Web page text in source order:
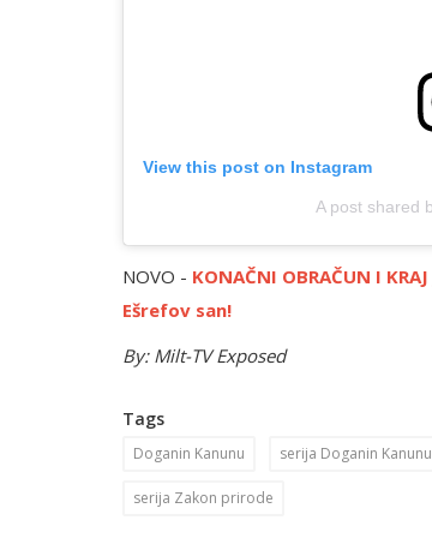
View this post on Instagram
A post shared
NOVO - KONAČNI OBRAČUN I
Ešrefov san!
By: Milt-TV Exposed
Tags
Doganin Kanunu serija Doganin Kanunu
serija Zakon prirode
Yunus Emre
Serija Yunus Emre